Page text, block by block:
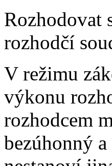
Rozhodovat
rozhodčí
V režimu
výkonu
rozhodcem
bezúhonný